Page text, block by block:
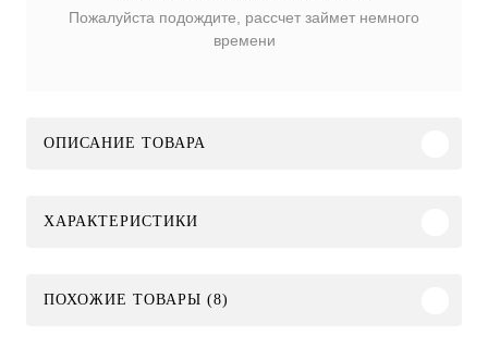
Пожалуйста подождите, рассчет займет немного
времени
ОПИСАНИЕ ТОВАРА
ХАРАКТЕРИСТИКИ
ПОХОЖИЕ ТОВАРЫ (8)